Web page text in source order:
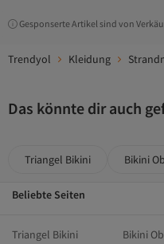
Gesponserte Artikel sind von
Trendyol Kleidung
Das könnte dir auch
Triangel Bikini Bikini
Beliebte Seiten
Triangel Bikini Bikini